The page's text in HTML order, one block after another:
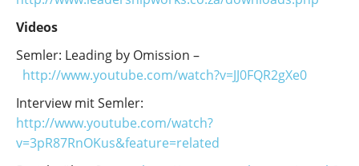
Videos
Semler: Leading by Omission –
http://www.youtube.com/watch?v=JJ0FQR2gXe0
Interview mit Semler:
http://www.youtube.com/watch?
v=3pR87RnOKus&feature=related